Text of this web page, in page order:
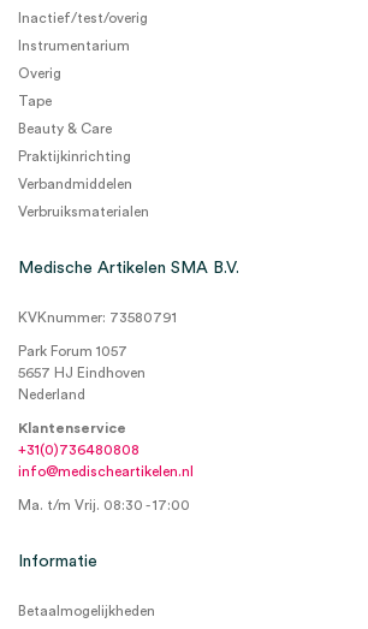
Inactief/test/overig
Instrumentarium
Overig
Tape
Beauty & Care
Praktijkinrichting
Verbandmiddelen
Verbruiksmaterialen
Medische Artikelen SMA B.V.
KVKnummer: 73580791
Park Forum 1057
5657 HJ Eindhoven
Nederland
Klantenservice
+31(0)736480808
info@medischeartikelen.nl
Ma. t/m Vrij. 08:30 - 17:00
Informatie
Betaalmogelijkheden